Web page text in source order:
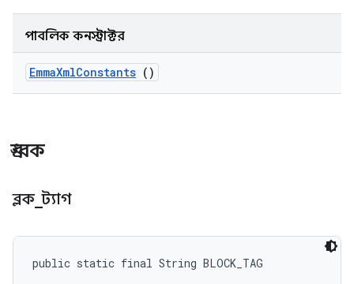
পাবলিক কনস্ট্রাক্টর
EmmaXmlConstants ()
ধ্রুবক
ব্লক_ট্যাগ
public static final String BLOCK_TAG